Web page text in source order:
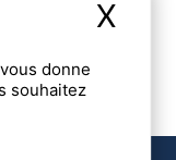
donne
souhaitez
X